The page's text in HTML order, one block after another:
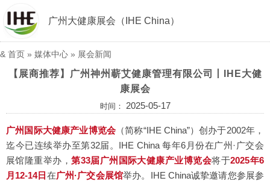
广州大健康展会（IHE China）
& 首页 » 媒体中心 » 展会新闻
【展商推荐】广州神州蕲艾健康管理有限公司丨IHE大健
康展会
时间： 2025-05-17
广州国际大健康产业博览会 （简称“IHE China”）创办于2002年，
迄今已连续举办至第32届。IHE China 每年6月份在广州·广交会
展馆隆重举办，第33届广州国际大健康产业博览会将于2025年6
月12-14日 在广州·广交会展馆举办。IHE China诚挚邀请您参展参